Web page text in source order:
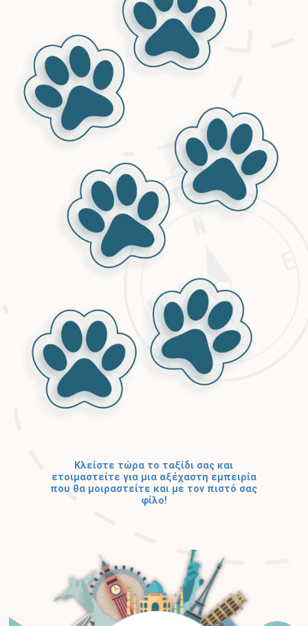
Κλείστε τώρα το ταξίδι σας και
ετοιμαστείτε για μια αξέχαστη εμπειρία
που θα μοιραστείτε και με τον πιστό σας
φίλο!